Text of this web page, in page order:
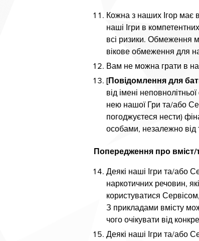
Кожна з наших Ігор має
наші Ігри в
всі ризики. Обмеження
вікове обмеження для
Вам не можна грати в
[Повідомлення для
від імені
нею нашої Гри та/або
погоджуєтеся нести)
особами, незалежно від
Попередження про вміст/
Деякі наші Ігри та/або
наркотичних речовин,
користуватися
З прикладами вмісту
чого очікувати від
Деякі наші Ігри та/або